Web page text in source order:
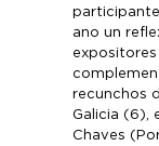
ano un
recunchos
Galicia (6),
Chaves